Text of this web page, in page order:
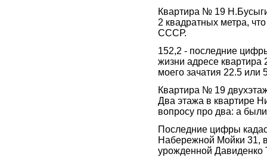
Квартира № 19
2 квадратных метра,
СССР.
152,2 - последние
жизни адресе квартира
моего зачатия 22.5
Квартира № 19
Два этажа в квартире
вопросу про два: а
Последние цифры
Набережной Мойки 31,
урожденной